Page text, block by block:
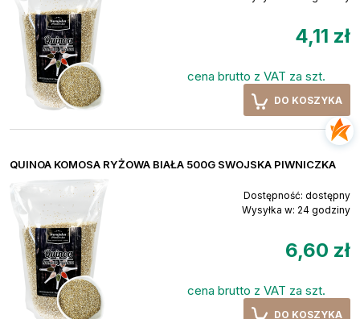
4,11 zł
cena brutto z VAT za szt.
DO KOSZYKA
QUINOA KOMOSA RYŻOWA BIAŁA 500G SWOJSKA PIWNICZKA
Dostępność: dostępny
Wysyłka w: 24 godziny
6,60 zł
cena brutto z VAT za szt.
DO KOSZYKA